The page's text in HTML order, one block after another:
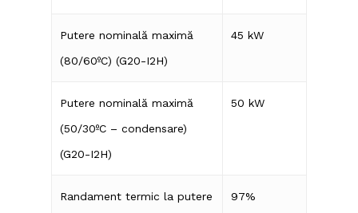
Putere nominală maximă
(80/60ºC) (G20-I2H)
45 kW
Putere nominală maximă
(50/30ºC – condensare)
(G20-I2H)
50 kW
Randament termic la putere
97%